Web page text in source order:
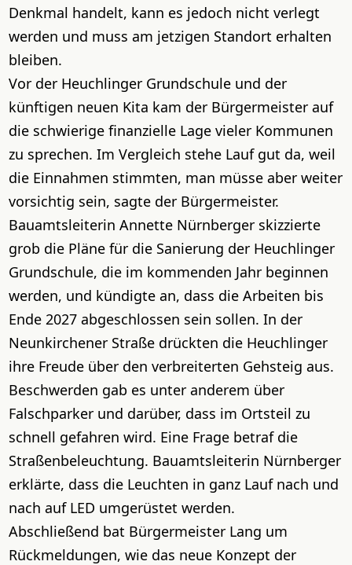
Denkmal handelt, kann es jedoch nicht verlegt
werden und muss am jetzigen Standort erhalten
bleiben.
Vor der Heuchlinger Grundschule und der
künftigen neuen Kita kam der Bürgermeister auf
die schwierige finanzielle Lage vieler Kommunen
zu sprechen. Im Vergleich stehe Lauf gut da, weil
die Einnahmen stimmten, man müsse aber weiter
vorsichtig sein, sagte der Bürgermeister.
Bauamtsleiterin Annette Nürnberger skizzierte
grob die Pläne für die Sanierung der Heuchlinger
Grundschule, die im kommenden Jahr beginnen
werden, und kündigte an, dass die Arbeiten bis
Ende 2027 abgeschlossen sein sollen. In der
Neunkirchener Straße drückten die Heuchlinger
ihre Freude über den verbreiterten Gehsteig aus.
Beschwerden gab es unter anderem über
Falschparker und darüber, dass im Ortsteil zu
schnell gefahren wird. Eine Frage betraf die
Straßenbeleuchtung. Bauamtsleiterin Nürnberger
erklärte, dass die Leuchten in ganz Lauf nach und
nach auf LED umgerüstet werden.
Abschließend bat Bürgermeister Lang um
Rückmeldungen, wie das neue Konzept der